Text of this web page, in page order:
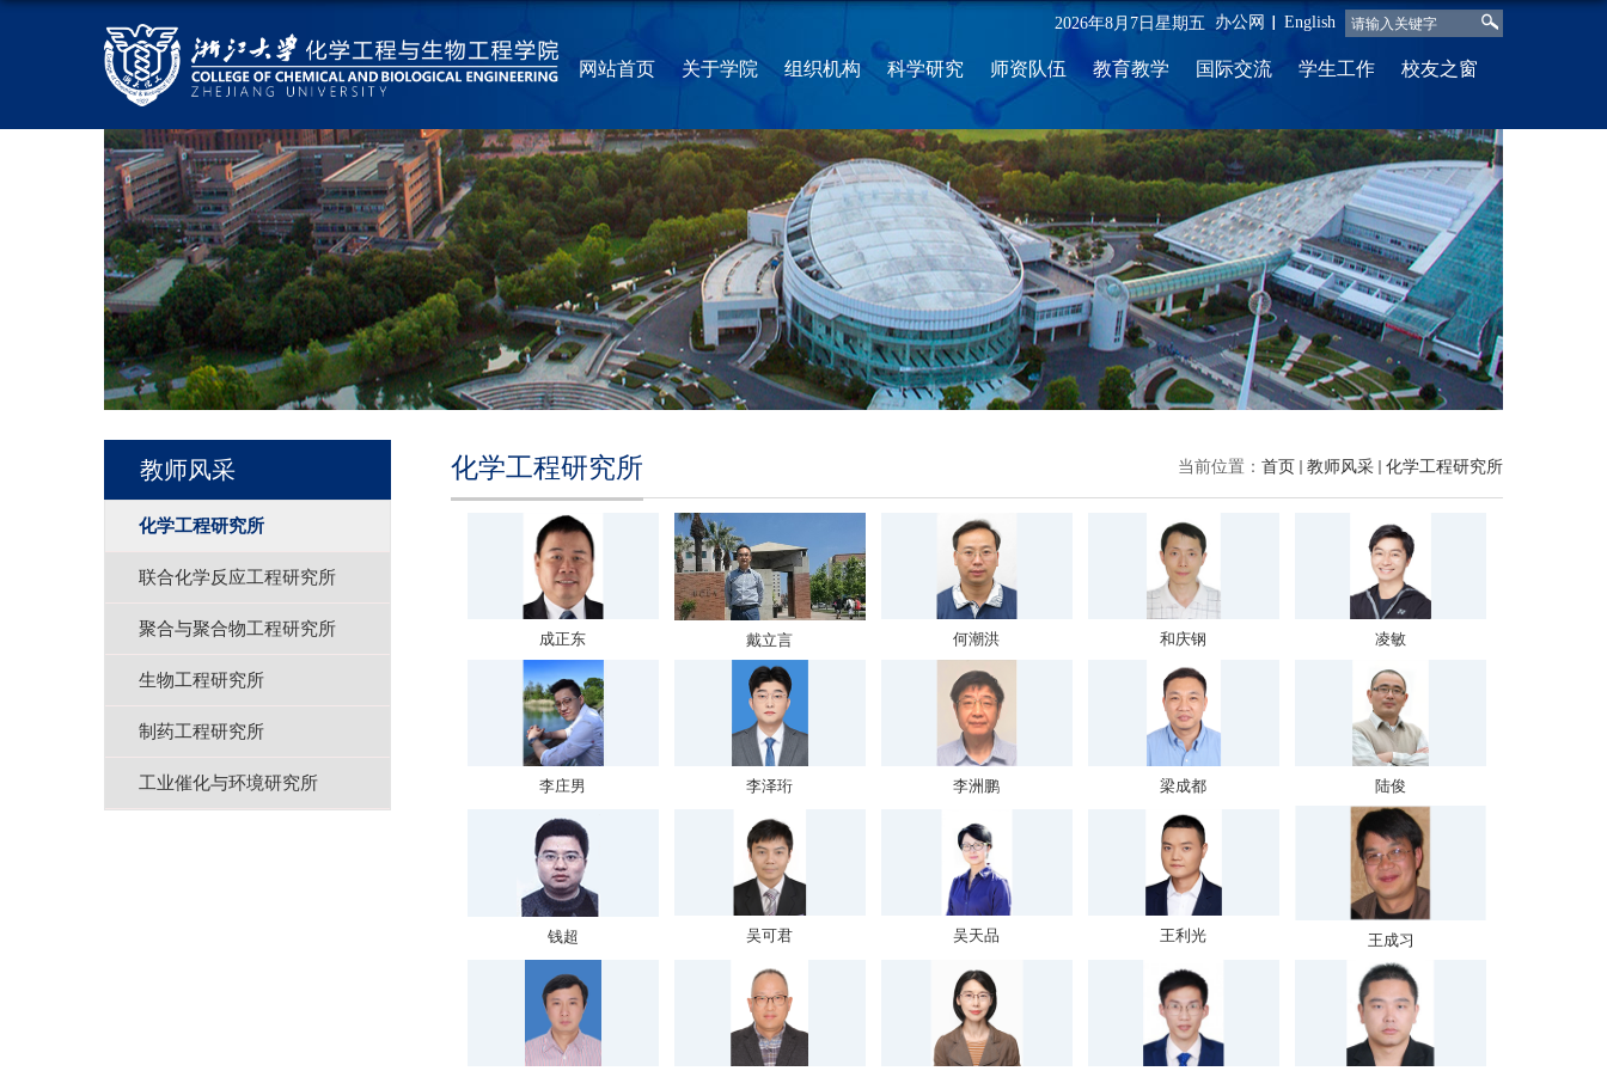
办公网 English
2026年8月7日星期五
网站首页 关于学院 组织机构 科学研究 师资队伍 教育教学 国际交流 学生工作 校友之窗
教师风采
化学工程研究所
联合化学反应工程研究所
聚合与聚合物工程研究所
生物工程研究所
制药工程研究所
工业催化与环境研究所
当前位置： 首页 教师风采 化学工程研究所
化学工程研究所
成正东 戴立言 何潮洪 和庆钢 凌敏
李庄男 李泽珩 李洲鹏 梁成都 陆俊
钱超 吴可君 吴天品 王利光 王成习